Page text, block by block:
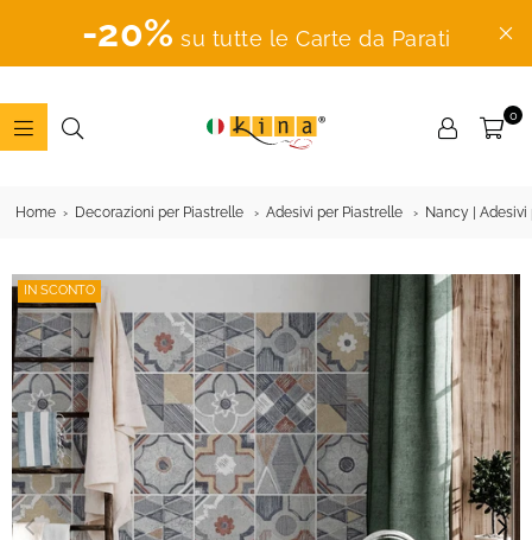
-20% su tutte le Carte da Parati
0
Home Decorazioni per Piastrelle Adesivi per Piastrelle Nancy |
IN SCONTO